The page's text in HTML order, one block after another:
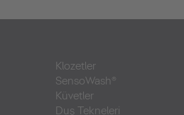
Klozetler
SensoWash®
Küvetler
Duş Tekneleri